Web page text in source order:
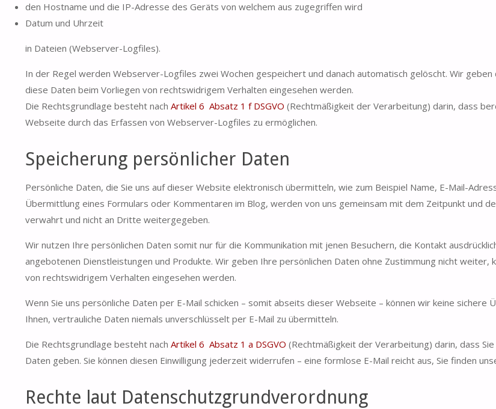
den Hostname und die IP-Adresse des Geräts von welchem aus zugegriffen wird
Datum und Uhrzeit
in Dateien (Webserver-Logfiles).
In der Regel werden Webserver-Logfiles zwei Wochen gespeichert und danach automatisch gelöscht. Wir
diese Daten beim Vorliegen von rechtswidrigem Verhalten eingesehen werden.
Die Rechtsgrundlage besteht nach Artikel 6 Absatz 1 f DSGVO (Rechtmäßigkeit der Verarbeitung) darin, dass
Webseite durch das Erfassen von Webserver-Logfiles zu ermöglichen.
Speicherung persönlicher Daten
Persönliche Daten, die Sie uns auf dieser Website elektronisch übermitteln, wie zum Beispiel Name, E-Mail-
Übermittlung eines Formulars oder Kommentaren im Blog, werden von uns gemeinsam mit dem Zeitpunkt und
verwahrt und nicht an Dritte weitergegeben.
Wir nutzen Ihre persönlichen Daten somit nur für die Kommunikation mit jenen Besuchern, die Kontakt
angebotenen Dienstleistungen und Produkte. Wir geben Ihre persönlichen Daten ohne Zustimmung nicht weiter,
von rechtswidrigem Verhalten eingesehen werden.
Wenn Sie uns persönliche Daten per E-Mail schicken – somit abseits dieser Webseite – können wir keine
Ihnen, vertrauliche Daten niemals unverschlüsselt per E-Mail zu übermitteln.
Die Rechtsgrundlage besteht nach Artikel 6 Absatz 1 a DSGVO (Rechtmäßigkeit der Verarbeitung) darin, dass
Daten geben. Sie können diesen Einwilligung jederzeit widerrufen – eine formlose E-Mail reicht aus, Sie finden
Rechte laut Datenschutzgrundverordnung